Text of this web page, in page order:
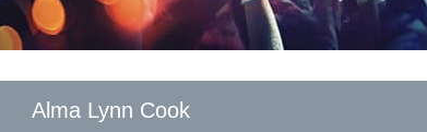
Alma Lynn Cook